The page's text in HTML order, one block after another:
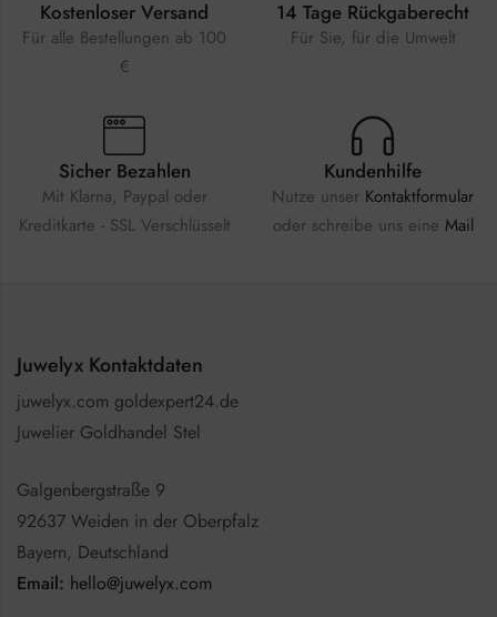
Kostenloser Versand
Für alle Bestellungen ab 100
€
14 Tage Rückgaberecht
Für Sie, für die Umwelt
Sicher Bezahlen
Mit Klarna, Paypal oder
Kreditkarte - SSL Verschlüsselt
Kundenhilfe
Nutze unser Kontaktformular
oder schreibe uns eine Mail
Juwelyx Kontaktdaten
juwelyx.com goldexpert24.de
Juwelier Goldhandel Stel
Galgenbergstraße 9
92637 Weiden in der Oberpfalz
Bayern, Deutschland
Email: hello@juwelyx.com